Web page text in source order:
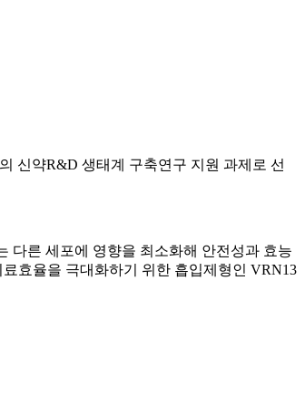
신약R&D 생태계 구축연구 지원 과제로 선
다른 세포에 영향을 최소화해 안전성과 효능
효율을 극대화하기 위한 흡입제형인 VRN13